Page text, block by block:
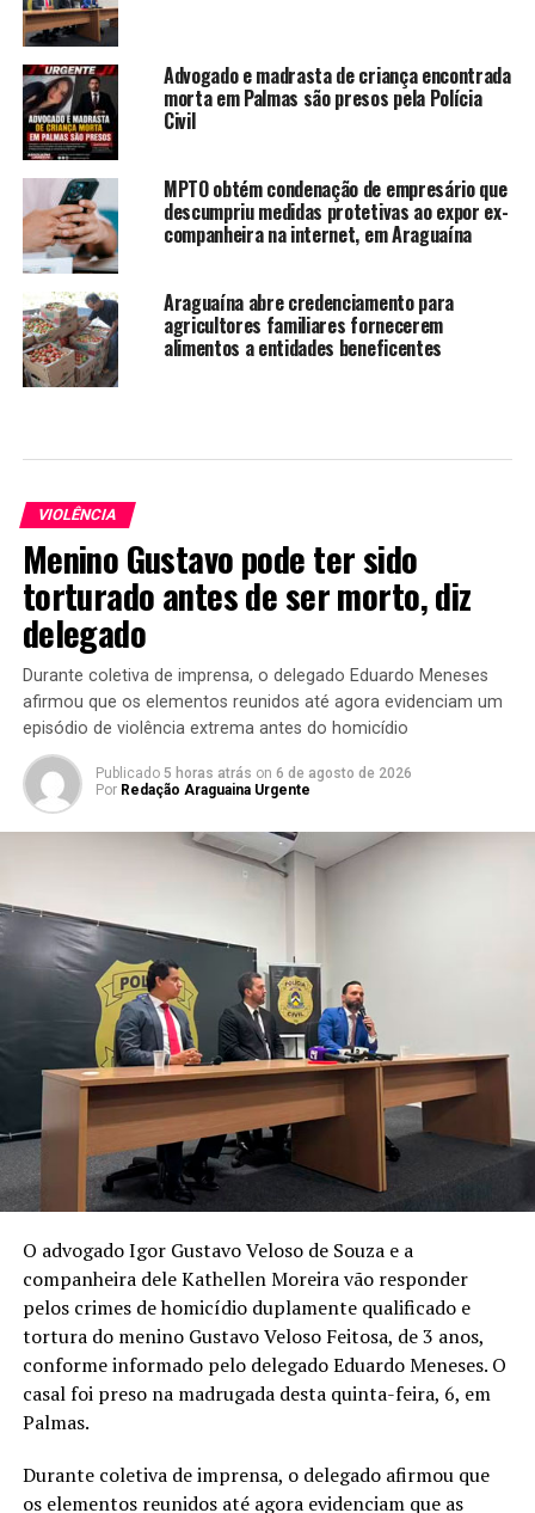
Advogado e madrasta de criança encontrada
morta em Palmas são presos pela Polícia
Civil
MPTO obtém condenação de empresário que
descumpriu medidas protetivas ao expor ex-
companheira na internet, em Araguaína
Araguaína abre credenciamento para
agricultores familiares fornecerem
alimentos a entidades beneficentes
VIOLÊNCIA
Menino Gustavo pode ter sido
torturado antes de ser morto, diz
delegado
Durante coletiva de imprensa, o delegado Eduardo Meneses
afirmou que os elementos reunidos até agora evidenciam um
episódio de violência extrema antes do homicídio
Publicado 5 horas atrás on 6 de agosto de 2026
Por Redação Araguaina Urgente
O advogado Igor Gustavo Veloso de Souza e a
companheira dele Kathellen Moreira vão responder
pelos crimes de homicídio duplamente qualificado e
tortura do menino Gustavo Veloso Feitosa, de 3 anos,
conforme informado pelo delegado Eduardo Meneses. O
casal foi preso na madrugada desta quinta-feira, 6, em
Palmas.
Durante coletiva de imprensa, o delegado afirmou que
os elementos reunidos até agora evidenciam que as